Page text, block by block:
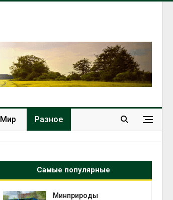
Мир Разное
Самые популярные
Минприроды